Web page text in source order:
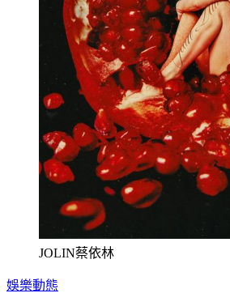
JOLIN蔡依林
娛樂動態